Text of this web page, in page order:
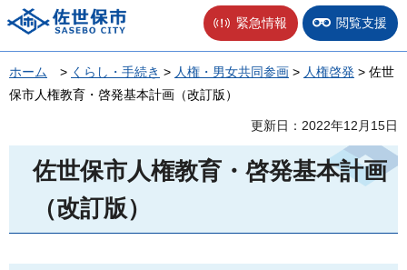
佐世保市 緊急情報 閲覧支援
ホーム > くらし・手続き > 人権・男女共同参画 > 人権啓発 > 佐世
保市人権教育・啓発基本計画（改訂版）
更新日：2022年12月15日
佐世保市人権教育・啓発基本計画
（改訂版）